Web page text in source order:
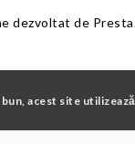
dezvoltat de
acest site